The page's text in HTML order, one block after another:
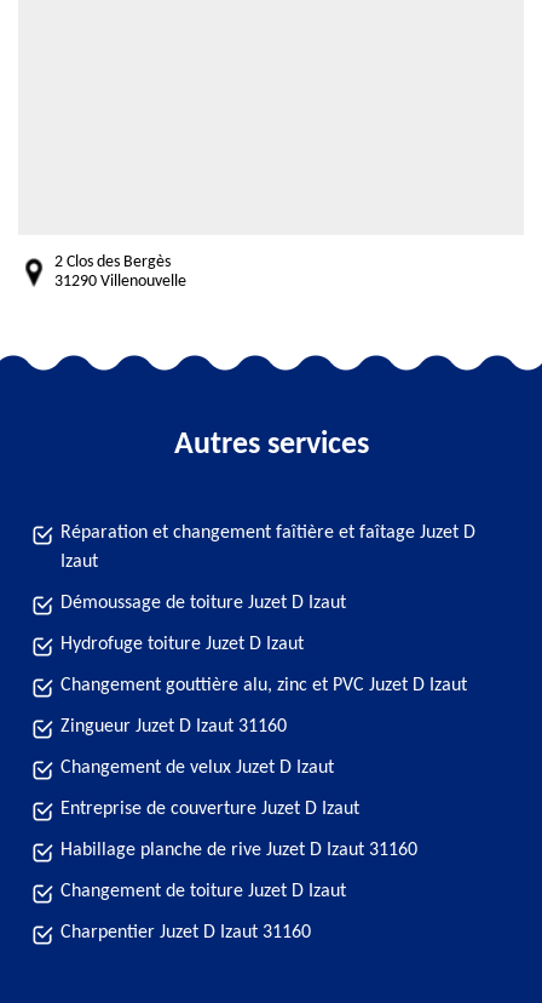
2 Clos des Bergès
31290 Villenouvelle
Autres services
Réparation et changement faîtière et faîtage Juzet D
Izaut
Démoussage de toiture Juzet D Izaut
Hydrofuge toiture Juzet D Izaut
Changement gouttière alu, zinc et PVC Juzet D Izaut
Zingueur Juzet D Izaut 31160
Changement de velux Juzet D Izaut
Entreprise de couverture Juzet D Izaut
Habillage planche de rive Juzet D Izaut 31160
Changement de toiture Juzet D Izaut
Charpentier Juzet D Izaut 31160